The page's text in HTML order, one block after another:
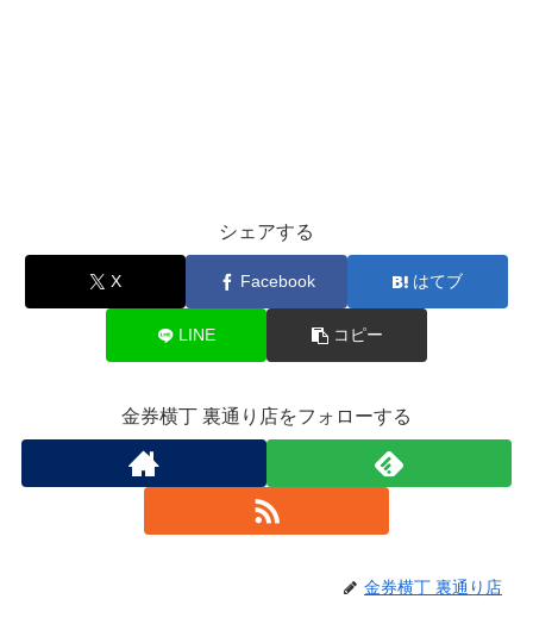
シェアする
X Facebook はてブ
LINE コピー
金券横丁 裏通り店をフォローする
金券横丁 裏通り店